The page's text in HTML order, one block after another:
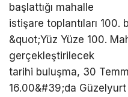
başlattığı mahalle
istişare toplantıları 100.
&quot;Yüz Yüze 100.
gerçekleştirilecek
tarihi buluşma, 30
16.00&#39;da